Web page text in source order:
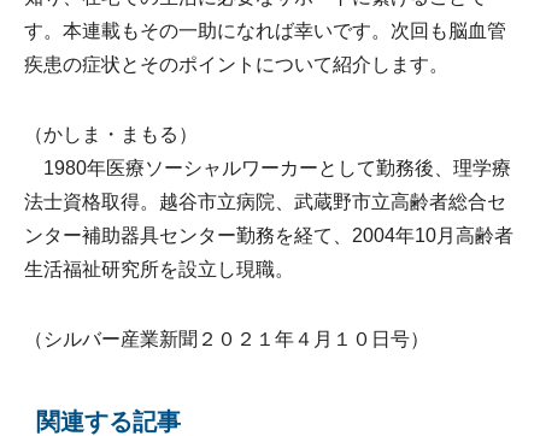
す。本連載もその一助になれば幸いです。次回も脳血管
疾患の症状とそのポイントについて紹介します。
（かしま・まもる）
1980年医療ソーシャルワーカーとして勤務後、理学療
法士資格取得。越谷市立病院、武蔵野市立高齢者総合セ
ンター補助器具センター勤務を経て、2004年10月高齢者
生活福祉研究所を設立し現職。
（シルバー産業新聞２０２１年４月１０日号）
関連する記事